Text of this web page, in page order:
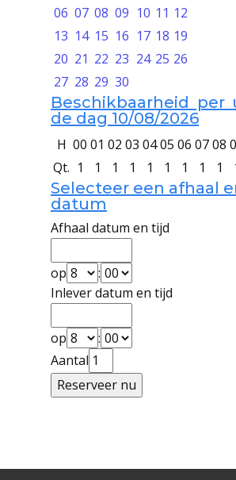
06 07 08 09 10 11 12
13 14 15 16 17 18 19
20 21 22 23 24 25 26
27 28 29 30
Beschikbaarheid per
de dag 10/08/2026
H 00 01 02 03 0405 06 0708
Qt. 1 1 1 1 1 1 1 1 1
Selecteer een afhaal
datum
Afhaal datum en tijd
op
:
Inlever datum en tijd
op
:
Aantal